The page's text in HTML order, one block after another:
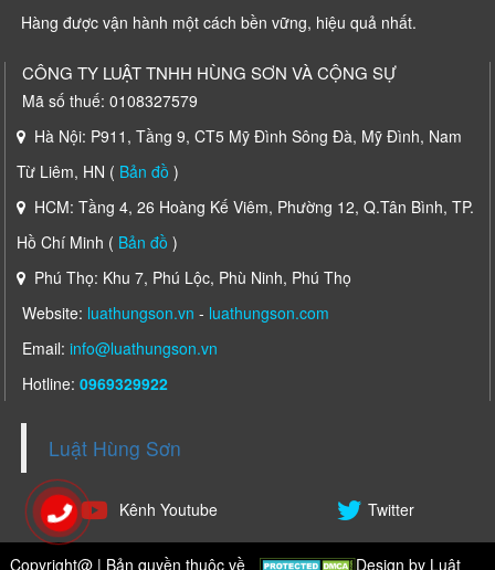
Hàng được vận hành một cách bền vững, hiệu quả nhất.
CÔNG TY LUẬT TNHH HÙNG SƠN VÀ CỘNG SỰ
Mã số thuế: 0108327579
Hà Nội: P911, Tầng 9, CT5 Mỹ Đình Sông Đà, Mỹ Đình, Nam
Từ Liêm, HN ( Bản đồ )
HCM: Tầng 4, 26 Hoàng Kế Viêm, Phường 12, Q.Tân Bình, TP.
Hồ Chí Minh ( Bản đồ )
Phú Thọ: Khu 7, Phú Lộc, Phù Ninh, Phú Thọ
Website: luathungson.vn - luathungson.com
Email:info@luathungson.vn
Hotline:0969329922
Luật Hùng Sơn
Kênh Youtube Twitter
Copyright@ | Bản quyền thuộc về Design by Luật